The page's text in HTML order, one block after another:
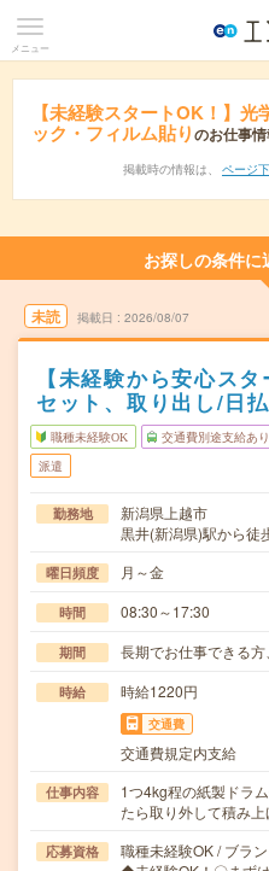
メニュー
【未経験スタートOK！】
ック・フィルム貼りのお仕事
掲載時の情報は、 ページ
お探しの条件に
未読 掲載日 2026/08/07
【未経験から安心ス
セット、取り出し/日
職種未経験OK 交通費別途支給あり
派遣
勤務地
新潟県上越市
黒井(新潟県)駅から徒
曜日頻度 月～金
時間 08:30～17:30
期間 長期でお仕事できる方
時給 時給1220円
交通費
交通費規定内支給
仕事内容
1つ4kg程の紙製ドラ
たら取り外して積み
応募資格
職種未経験OK / ブラ